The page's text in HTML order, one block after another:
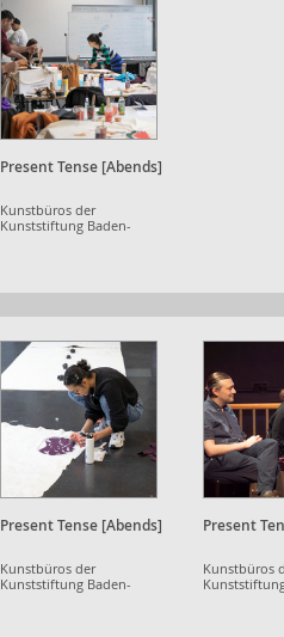
Present Tense [Abends]
Kunstbüros der
Kunststiftung Baden-
Present Tense [Abends]
Kunstbüros der
Kunststiftung Baden-
Present
Kunstbüros